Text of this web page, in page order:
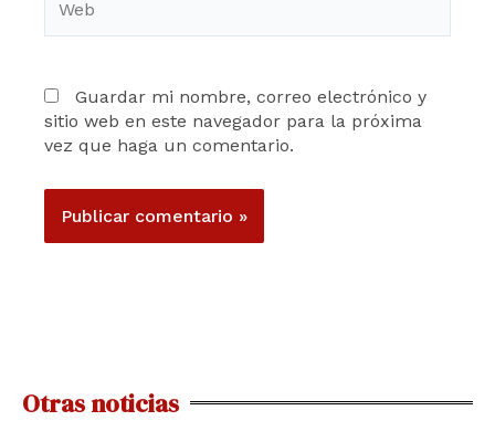
Guardar mi nombre, correo electrónico y
sitio web en este navegador para la próxima
vez que haga un comentario.
Otras noticias